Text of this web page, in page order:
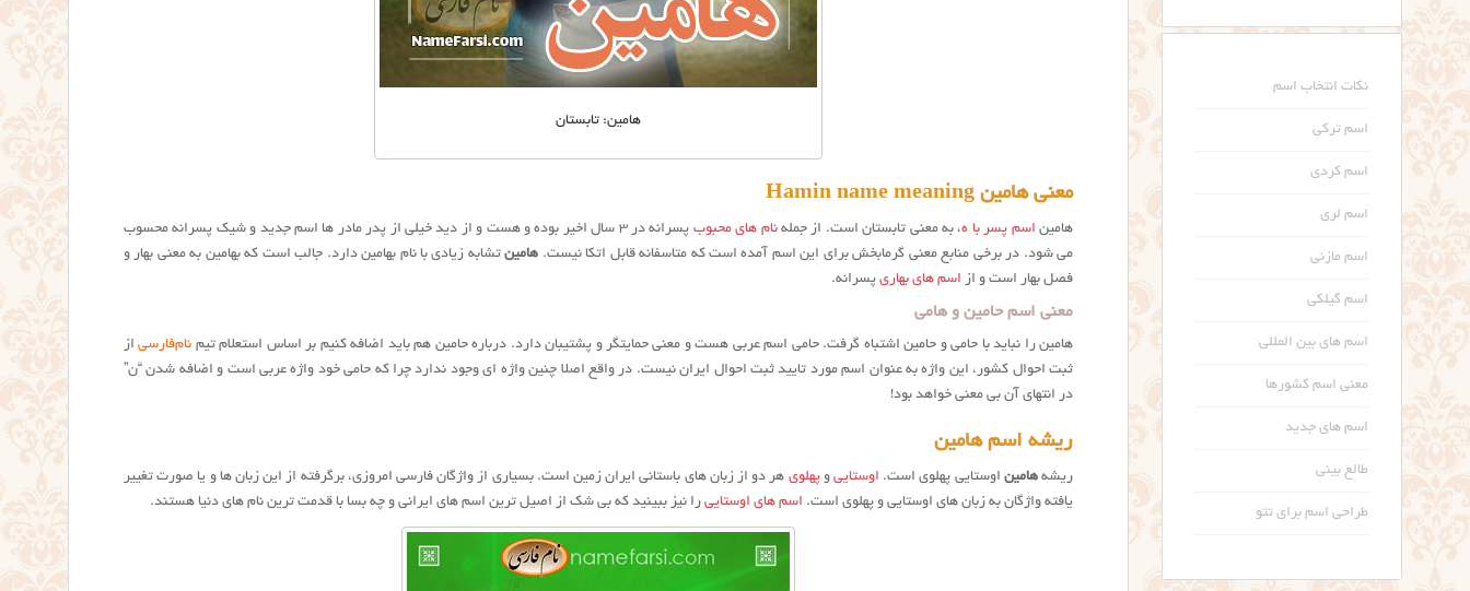
هامین: تابستان
معنی هامین Hamin name meaning
هامین اسم پسر با ه، به معنی تابستان است. از جملهنام های محبوب
پسرانه در ۳ سال اخیر بوده و هست و از دید خیلی از پدر مادر ها اسم جدید و شیک پسرانه محسوب
می شود. در برخی منابع معنی گرمابخش برای این اسم آمده است که متاسفانه قابل اتکا نیست. هامینتشابه زیادی با نام بهامین دارد. جالب است که بهامین به معنی بهار و
فصل بهار است و از اسم های بهاری پسرانه.
معنی اسم حامین و هامی
هامین را نباید با حامی و حامین اشتباه گرفت. حامی اسم عربی هست و معنی حمایتگر و پشتیبان دارد. درباره حامین هم باید اضافه کنیم بر اساس استعلام تیم نام‌فارسیاز
ثبت احوال کشور، این واژه به عنوان اسم مورد تایید ثبت احوال ایران نیست. در واقع اصلا چنین واژه ای وجود ندارد چرا که حامی خود واژه عربی است و اضافه شدن “ن”
در انتهای آن بی معنی خواهد بود!
ریشه اسم هامین
ریشههامین اوستایی پهلوی است. اوستاییوپهلوی هر دو از زبان های باستانی ایران زمین است. بسیاری از واژگان فارسی امروزی، برگرفته از این زبان ها و یا صورت تغییر
یافته واژگان به زبان های اوستایی و پهلوی است. اسم های اوستایی را نیز ببینید که بی شک از اصیل ترین اسم های ایرانی و چه بسا با قدمت ترین نام های دنیا هستند.
نکات انتخاب اسم
اسم ترکی
اسم کردی
اسم لری
اسم مازنی
اسم گیلکی
اسم های بین المللی
معنی اسم کشورها
اسم های جدید
طالع بینی
طراحی اسم برای تتو